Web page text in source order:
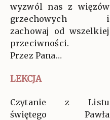
wyzwól nas z więzów
grzechowych i
zachowaj od wszelkiej
przeciwności.
Przez Pana…
LEKCJA
Czytanie z Listu
świętego Pawła